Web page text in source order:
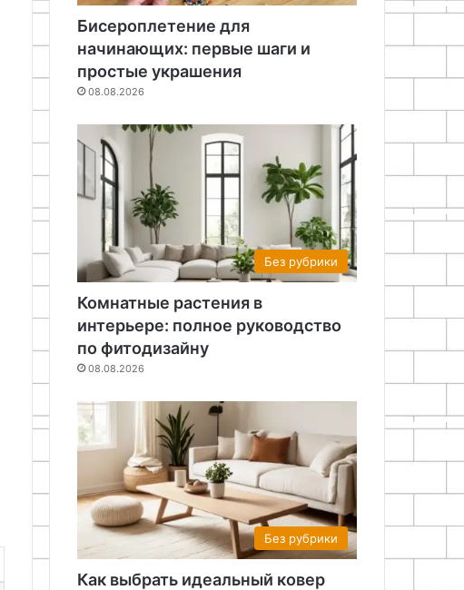
Бисероплетение для
начинающих: первые шаги и
простые украшения
08.08.2026
Без рубрики
Комнатные растения в
интерьере: полное руководство
по фитодизайну
08.08.2026
Без рубрики
Как выбрать идеальный ковер